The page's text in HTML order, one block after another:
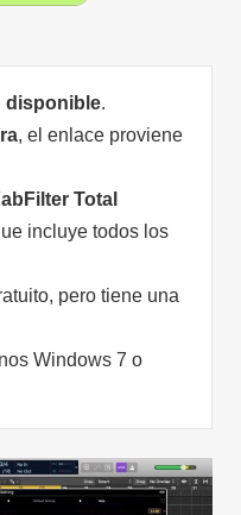
disponible.
, el enlace proviene
Total
incluye todos los
pero tiene una
Windows 7 o